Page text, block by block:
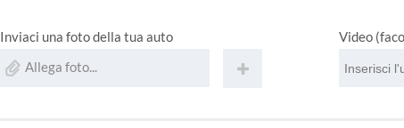
Inviaci una foto della tua auto
Allega foto...
Video